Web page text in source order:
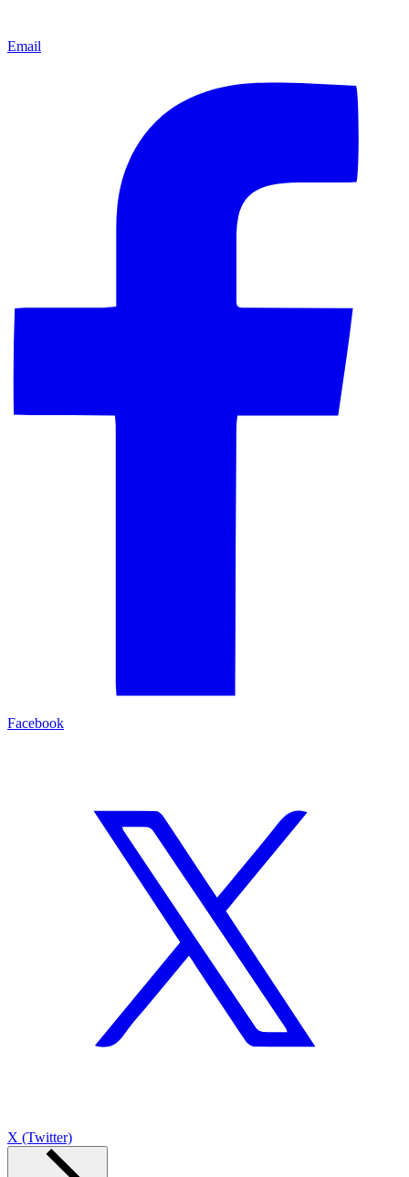
Email
Facebook
X (Twitter)